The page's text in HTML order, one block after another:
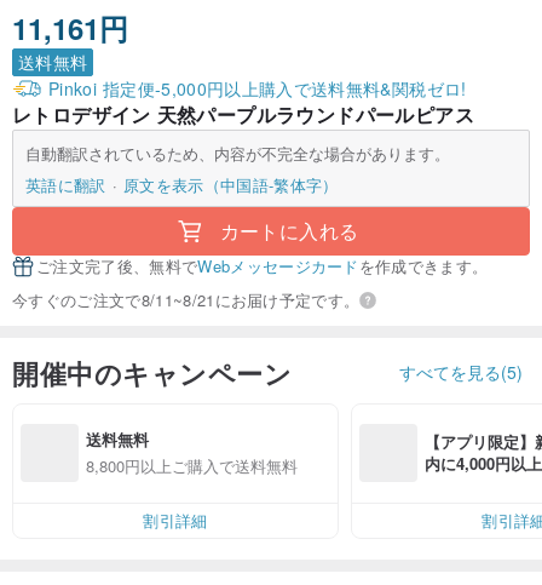
11,161円
送料無料
Pinkoi 指定便-5,000円以上購入で送料無料&関税ゼロ!
レトロデザイン 天然パープルラウンドパールピアス
自動翻訳されているため、内容が不完全な場合があります。
英語に翻訳
原文を表示（中国語-繁体字）
カートに入れる
ご注文完了後、無料でWebメッセージカードを作成できます。
今すぐのご注文で8/11~8/21にお届け予定です。
開催中のキャンペーン すべてを見る(5)
送料無料
8,800円以上ご購入で送料無料
割引詳細
【アプリ限定
内に4,000円以
割引詳